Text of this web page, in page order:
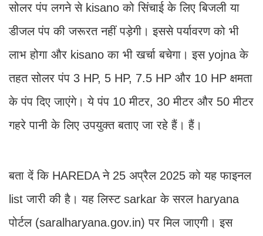
सोलर पंप लगने से kisano को सिंचाई के लिए बिजली या
डीजल पंप की जरूरत नहीं पड़ेगी। इससे पर्यावरण को भी
लाभ होगा और kisano का भी खर्चा बचेगा। इस yojna के
तहत सोलर पंप 3 HP, 5 HP, 7.5 HP और 10 HP क्षमता
के पंप दिए जाएंगे। ये पंप 10 मीटर, 30 मीटर और 50 मीटर
गहरे पानी के लिए उपयुक्त बताए जा रहे हैं। हैं।
बता दें कि HAREDA ने 25 अप्रैल 2025 को यह फाइनल
list जारी की है। यह लिस्ट sarkar के सरल haryana
पोर्टल (saralharyana.gov.in) पर मिल जाएगी। इस